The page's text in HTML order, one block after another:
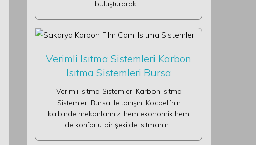
buluşturarak,…
Verimli Isıtma Sistemleri Karbon
Isıtma Sistemleri Bursa
Verimli Isıtma Sistemleri Karbon Isıtma
Sistemleri Bursa ile tanışın, Kocaeli’nin
kalbinde mekanlarınızı hem ekonomik hem
de konforlu bir şekilde ısıtmanın…